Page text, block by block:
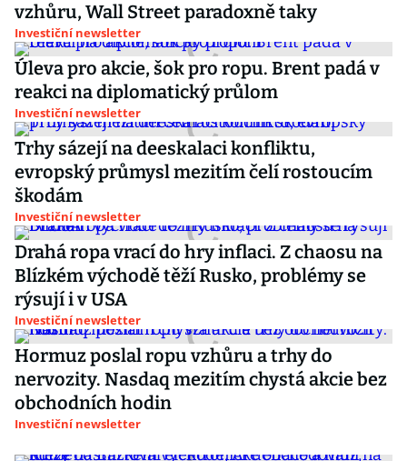
vzhůru, Wall Street paradoxně taky
Investiční newsletter
Úleva pro akcie, šok pro ropu. Brent padá v
reakci na diplomatický průlom
Investiční newsletter
Trhy sázejí na deeskalaci konfliktu,
evropský průmysl mezitím čelí rostoucím
škodám
Investiční newsletter
Drahá ropa vrací do hry inflaci. Z chaosu na
Blízkém východě těží Rusko, problémy se
rýsují i v USA
Investiční newsletter
Hormuz poslal ropu vzhůru a trhy do
nervozity. Nasdaq mezitím chystá akcie bez
obchodních hodin
Investiční newsletter